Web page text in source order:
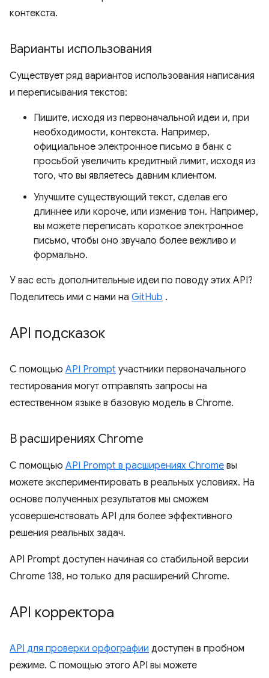
контекста.
Варианты использования
Существует ряд вариантов использования написания
и переписывания текстов:
Пишите, исходя из первоначальной идеи и, при
необходимости, контекста. Например,
официальное электронное письмо в банк с
просьбой увеличить кредитный лимит, исходя из
того, что вы являетесь давним клиентом.
Улучшите существующий текст, сделав его
длиннее или короче, или изменив тон. Например,
вы можете переписать короткое электронное
письмо, чтобы оно звучало более вежливо и
формально.
У вас есть дополнительные идеи по поводу этих API?
Поделитесь ими с нами на GitHub .
API подсказок
С помощью API Prompt участники первоначального
тестирования могут отправлять запросы на
естественном языке в базовую модель в Chrome.
В расширениях Chrome
С помощью API Prompt в расширениях Chrome вы
можете экспериментировать в реальных условиях. На
основе полученных результатов мы сможем
усовершенствовать API для более эффективного
решения реальных задач.
API Prompt доступен начиная со стабильной версии
Chrome 138, но только для расширений Chrome.
API корректора
API для проверки орфографии доступен в пробном
режиме. С помощью этого API вы можете